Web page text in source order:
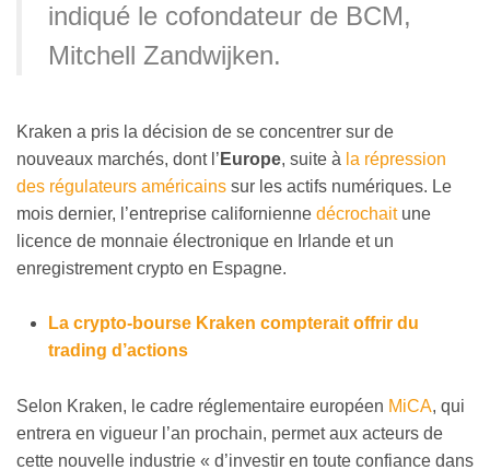
indiqué le cofondateur de BCM,
Mitchell Zandwijken.
Kraken a pris la décision de se concentrer sur de
nouveaux marchés, dont l’ Europe, suite à la répression
des régulateurs américains sur les actifs numériques. Le
mois dernier, l’entreprise californienne décrochaitune
licence de monnaie électronique en Irlande et un
enregistrement crypto en Espagne.
La crypto-bourse Kraken compterait offrir du
trading d’actions
Selon Kraken, le cadre réglementaire européen MiCA, qui
entrera en vigueur l’an prochain, permet aux acteurs de
cette nouvelle industrie « d’investir en toute confiance dans